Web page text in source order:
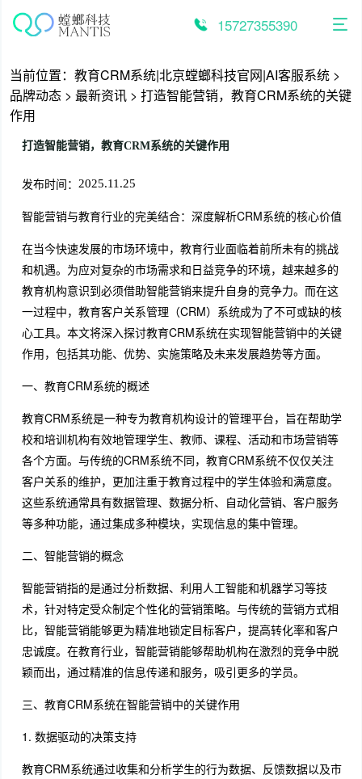
15727355390
当前位置： 教育CRM系统|北京螳螂科技官网|AI客服系统 >
品牌动态 > 最新资讯 > 打造智能营销，教育CRM系统的关键
作用
打造智能营销，教育CRM系统的关键作用
发布时间： 2025.11.25
智能营销与教育行业的完美结合：深度解析CRM系统的核心价值
在当今快速发展的市场环境中，教育行业面临着前所未有的挑战
和机遇。为应对复杂的市场需求和日益竞争的环境，越来越多的
教育机构意识到必须借助智能营销来提升自身的竞争力。而在这
一过程中，教育客户关系管理（CRM）系统成为了不可或缺的核
心工具。本文将深入探讨教育CRM系统在实现智能营销中的关键
作用，包括其功能、优势、实施策略及未来发展趋势等方面。
一、教育CRM系统的概述
教育CRM系统是一种专为教育机构设计的管理平台，旨在帮助学
校和培训机构有效地管理学生、教师、课程、活动和市场营销等
各个方面。与传统的CRM系统不同，教育CRM系统不仅仅关注
客户关系的维护，更加注重于教育过程中的学生体验和满意度。
这些系统通常具有数据管理、数据分析、自动化营销、客户服务
等多种功能，通过集成多种模块，实现信息的集中管理。
二、智能营销的概念
智能营销指的是通过分析数据、利用人工智能和机器学习等技
术，针对特定受众制定个性化的营销策略。与传统的营销方式相
比，智能营销能够更为精准地锁定目标客户，提高转化率和客户
忠诚度。在教育行业，智能营销能够帮助机构在激烈的竞争中脱
颖而出，通过精准的信息传递和服务，吸引更多的学员。
三、教育CRM系统在智能营销中的关键作用
1. 数据驱动的决策支持
教育CRM系统通过收集和分析学生的行为数据、反馈数据以及市